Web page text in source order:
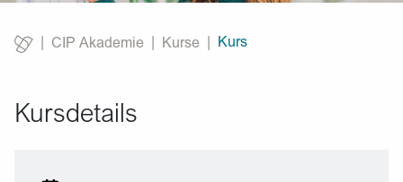
CIP Akademie Kurse
Current:
Kurs
Kursdetails